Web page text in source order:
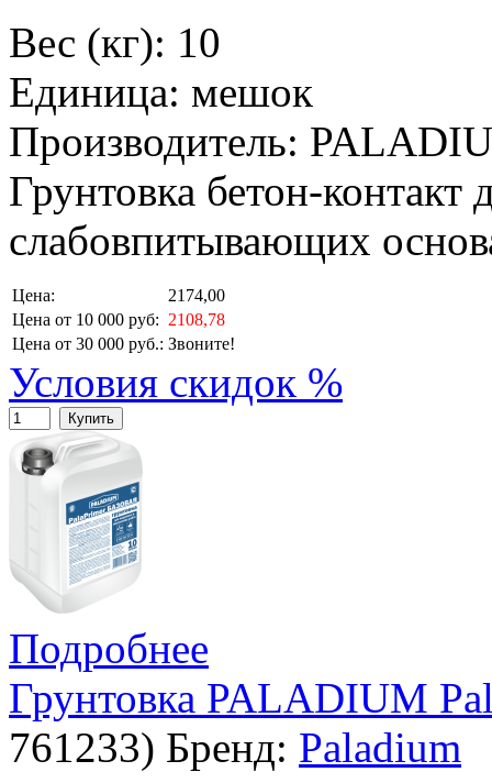
Вес (кг): 10
Единица: мешок
Производитель:
Грунтовка бетон-контакт
слабовпитывающих
Цена:
2174,00
Цена от 10 000 руб: 2108,78
Цена от 30 000 руб.: Звоните!
Условия скидок %
Купить
Подробнее
Грунтовка PALADIUM
761233) Бренд: Paladium